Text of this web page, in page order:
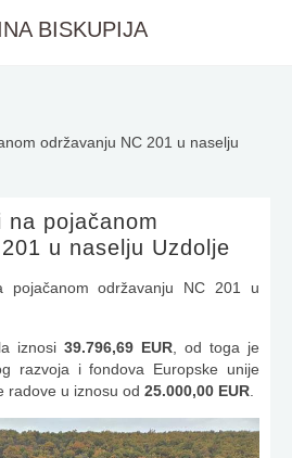
BISKUPIJA
održavanju NC 201 u naselju
pojačanom
u naselju Uzdolje
pojačanom održavanju NC 201 u
iznosi 39.796,69 EUR , od toga je
razvoja i fondova Europske unije
radove u iznosu od 25.000,00 EUR